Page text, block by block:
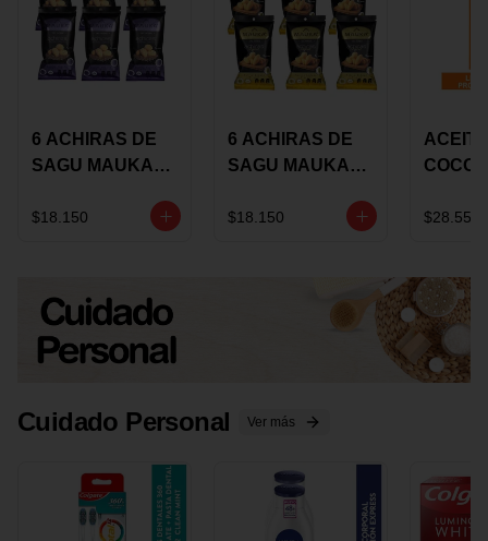
6 ACHIRAS DE
SAGU MAUKA
$18.150
6 ACHIRAS DE
SAGU MAUKA
GRS
$18.150
COCO
150G
$28.550
Cuidado Personal Ver más